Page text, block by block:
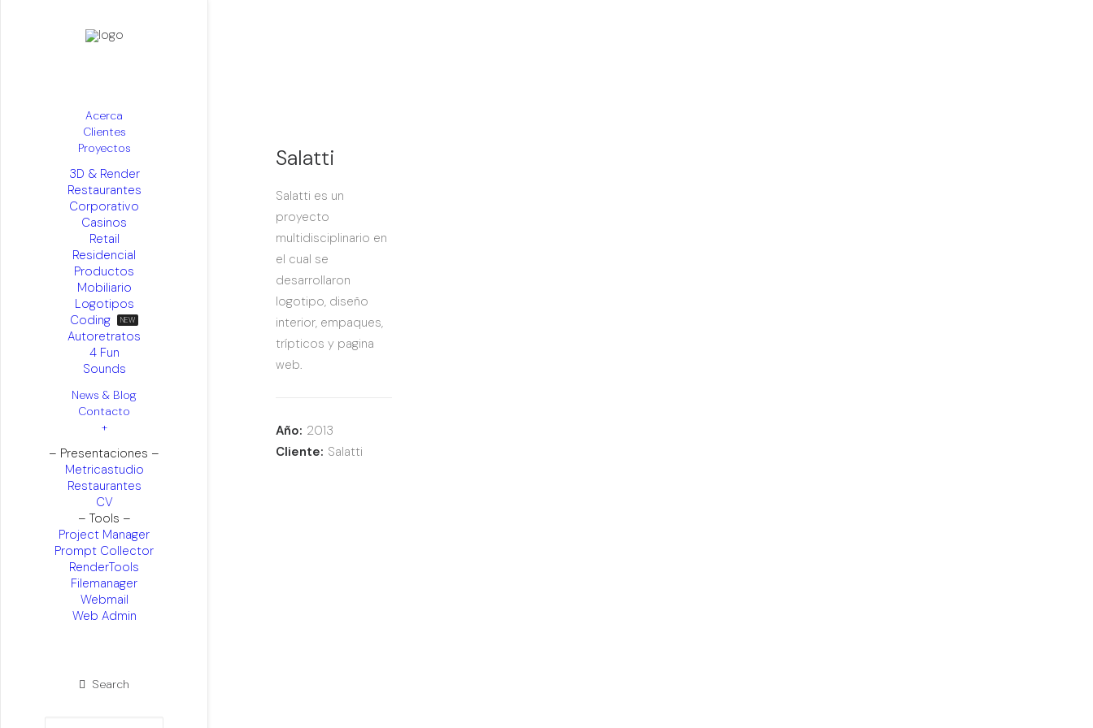
Acerca
Clientes
Proyectos
3D & Render
Restaurantes
Corporativo
Casinos
Retail
Residencial
Productos
Mobiliario
Logotipos
Coding
Autoretratos
4 Fun
Sounds
News & Blog
Contacto
+
– Presentaciones –
Metricastudio
Restaurantes
CV
– Tools –
Project Manager
Prompt Collector
RenderTools
Filemanager
Webmail
Web Admin
Search
Salatti
Salatti es un
proyecto
multidisciplinario en
el cual se
desarrollaron
logotipo, diseño
interior, empaques,
trípticos y pagina
web.
Año: 2013
Cliente: Salatti